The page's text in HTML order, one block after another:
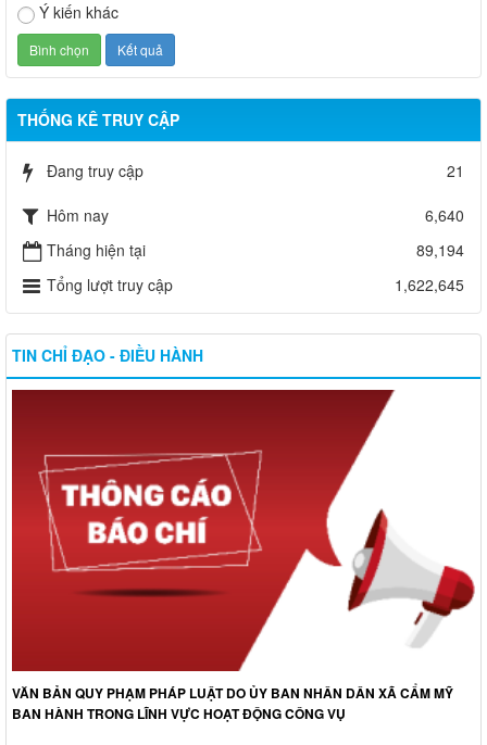
Ý kiến khác
THỐNG KÊ TRUY CẬP
Đang truy cập 21
Hôm nay
6,640
Tháng hiện tại
89,194
Tổng lượt truy cập
1,622,645
TIN CHỈ ĐẠO - ĐIỀU HÀNH
VĂN BẢN QUY PHẠM PHÁP LUẬT DO ỦY BAN NHÂN DÂN XÃ CẨM MỸ
BAN HÀNH TRONG LĨNH VỰC HOẠT ĐỘNG CÔNG VỤ